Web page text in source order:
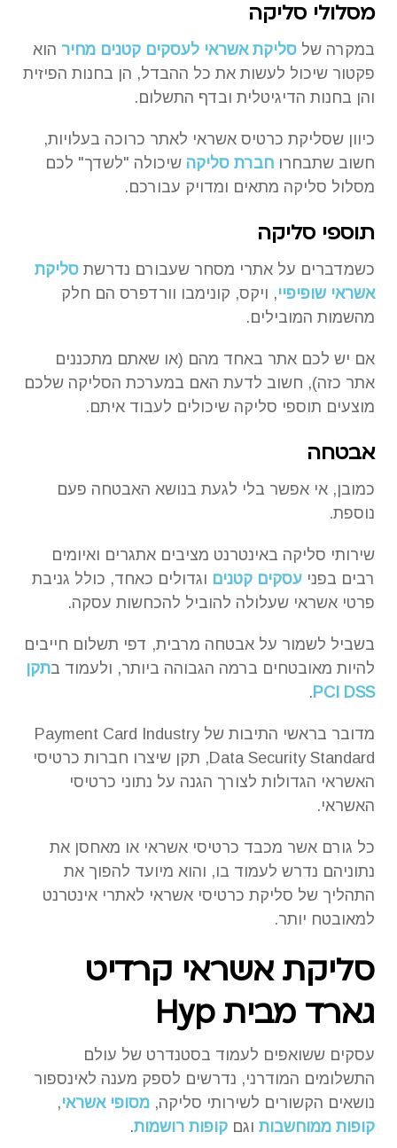
מסלולי סליקה
במקרה של סליקת אשראי לעסקים קטנים מחיר הוא
פקטור שיכול לעשות את כל ההבדל, הן בחנות הפיזית
והן בחנות הדיגיטלית ובדף התשלום.
כיוון שסליקת כרטיס אשראי לאתר כרוכה בעלויות,
חשוב שתבחרו חברת סליקה שיכולה "לשדך" לכם
מסלול סליקה מתאים ומדויק עבורכם.
תוספי סליקה
כשמדברים על אתרי מסחר שעבורם נדרשת סליקת
אשראי שופיפיי, ויקס, קונימבו וורדפרס הם חלק
מהשמות המובילים.
אם יש לכם אתר באחד מהם (או שאתם מתכננים
אתר כזה), חשוב לדעת האם במערכת הסליקה שלכם
מוצעים תוספי סליקה שיכולים לעבוד איתם.
אבטחה
כמובן, אי אפשר בלי לגעת בנושא האבטחה פעם
נוספת.
שירותי סליקה באינטרנט מציבים אתגרים ואיומים
רבים בפני עסקים קטנים וגדולים כאחד, כולל גניבת
פרטי אשראי שעלולה להוביל להכחשות עסקה.
בשביל לשמור על אבטחה מרבית, דפי תשלום חייבים
להיות מאובטחים ברמה הגבוהה ביותר, ולעמוד בתקן
PCI DSS
.
מדובר בראשי התיבות של Payment Card Industry
Data Security Standard, תקן שיצרו חברות כרטיסי
האשראי הגדולות לצורך הגנה על נתוני כרטיסי
האשראי.
כל גורם אשר מכבד כרטיסי אשראי או מאחסן את
נתוניהם נדרש לעמוד בו, והוא מיועד להפוך את
התהליך של סליקת כרטיסי אשראי לאתרי אינטרנט
למאובטח יותר.
סליקת אשראי קרדיט
גארד מבית Hyp
עסקים ששואפים לעמוד בסטנדרט של עולם
התשלומים המודרני, נדרשים לספק מענה לאינספור
נושאים הקשורים לשירותי סליקה, מסופי אשראי,
קופות ממוחשבות וגם קופות רושמות.